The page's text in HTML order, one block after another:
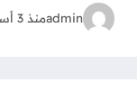
adminمنذ 3 أسابيع